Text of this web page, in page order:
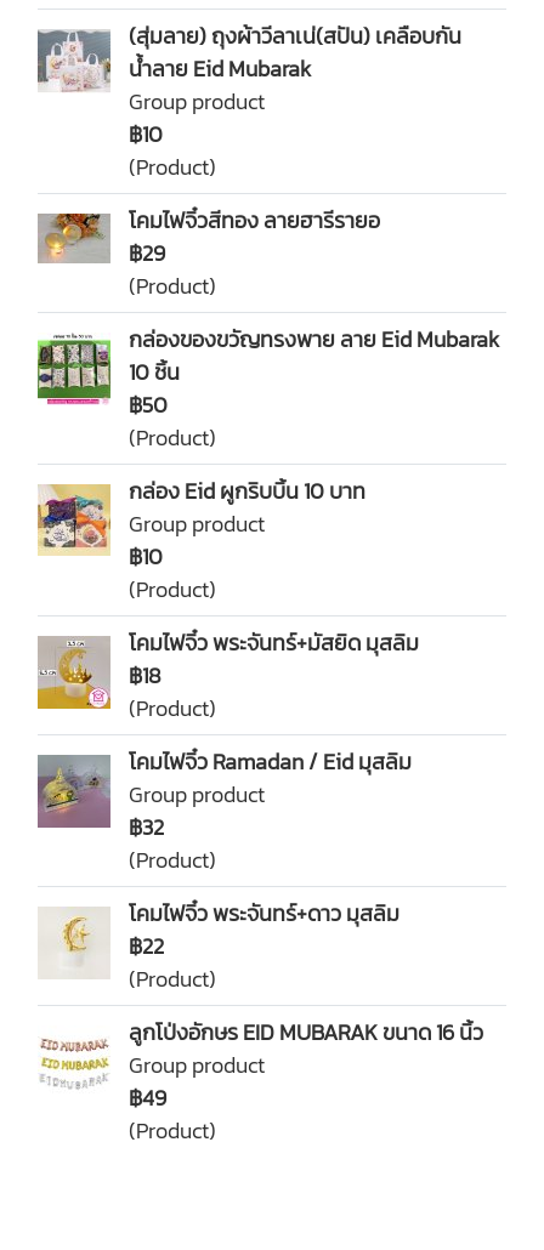
(สุ่มลาย) ถุงผ้าวีลาเน่(สปัน) เคลือบกัน
น้ำลาย Eid Mubarak
Group product
฿10
(Product)
โคมไฟจิ๋วสีทอง ลายฮารีรายอ
฿29
(Product)
กล่องของขวัญทรงพาย ลาย Eid Mubarak
10 ชิ้น
฿50
(Product)
กล่อง Eid ผูกริบบิ้น 10 บาท
Group product
฿10
(Product)
โคมไฟจิ๋ว พระจันทร์+มัสยิด มุสลิม
฿18
(Product)
โคมไฟจิ๋ว Ramadan / Eid มุสลิม
Group product
฿32
(Product)
โคมไฟจิ๋ว พระจันทร์+ดาว มุสลิม
฿22
(Product)
ลูกโป่งอักษร EID MUBARAK ขนาด 16 นิ้ว
Group product
฿49
(Product)